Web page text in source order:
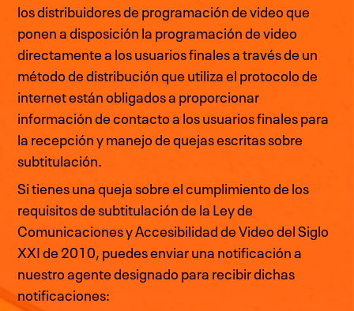
los distribuidores de programación de video que
ponen a disposición la programación de video
directamente a los usuarios finales a través de un
método de distribución que utiliza el protocolo de
internet están obligados a proporcionar
información de contacto a los usuarios finales para
la recepción y manejo de quejas escritas sobre
subtitulación.
Si tienes una queja sobre el cumplimiento de los
requisitos de subtitulación de la Ley de
Comunicaciones y Accesibilidad de Video del Siglo
XXI de 2010, puedes enviar una notificación a
nuestro agente designado para recibir dichas
notificaciones: